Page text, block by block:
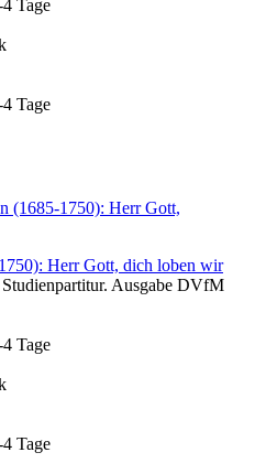
Tage
Tage
Herr Gott, dich loben wir
Ausgabe DVfM
Tage
Tage